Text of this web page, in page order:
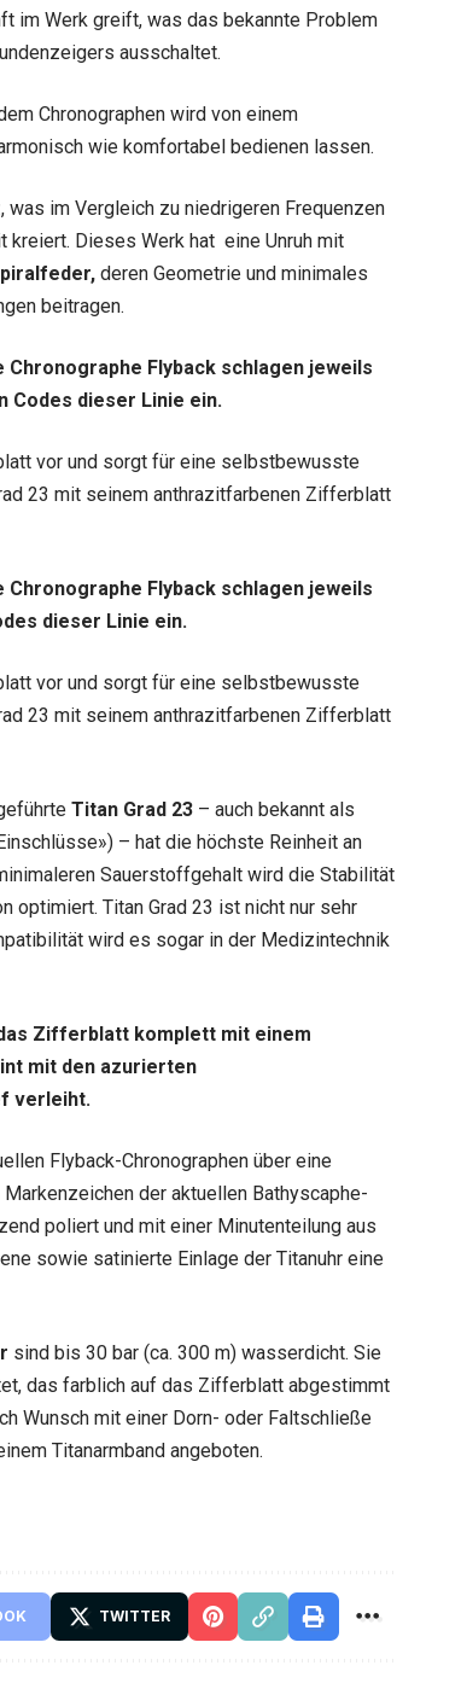
im Werk greift, was das bekannte Problem
ausschaltet.
Chronographen wird von einem
wie komfortabel bedienen lassen.
im Vergleich zu niedrigeren Frequenzen
Dieses Werk hat eine Unruh mit
deren Geometrie und minimales
beitragen.
Flyback schlagen jeweils
Codes dieser Linie ein.
vor und sorgt für eine selbstbewusste
23 mit seinem anthrazitfarbenen Zifferblatt
Flyback schlagen jeweils
dieser Linie ein.
vor und sorgt für eine selbstbewusste
23 mit seinem anthrazitfarbenen Zifferblatt
Titan Grad 23 – auch bekannt als
– hat die höchste Reinheit an
Sauerstoffgehalt wird die Stabilität
optimiert. Titan Grad 23 ist nicht nur sehr
wird es sogar in der Medizintechnik
Zifferblatt komplett mit einem
mit den azurierten
verleiht.
Flyback-Chronographen über eine
der aktuellen Bathyscaphe-
poliert und mit einer Minutenteilung aus
sowie satinierte Einlage der Titanuhr eine
sind bis 30 bar (ca. 300 m) wasserdicht. Sie
das farblich auf das Zifferblatt abgestimmt
Wunsch mit einer Dorn- oder Faltschließe
Titanarmband angeboten.
TWITTER